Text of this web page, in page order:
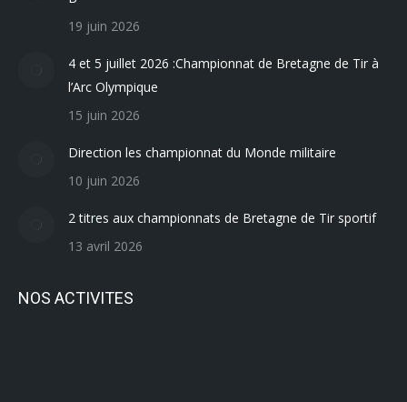
19 juin 2026
4 et 5 juillet 2026 :Championnat de Bretagne de Tir à
l’Arc Olympique
15 juin 2026
Direction les championnat du Monde militaire
10 juin 2026
2 titres aux championnats de Bretagne de Tir sportif
13 avril 2026
NOS ACTIVITES